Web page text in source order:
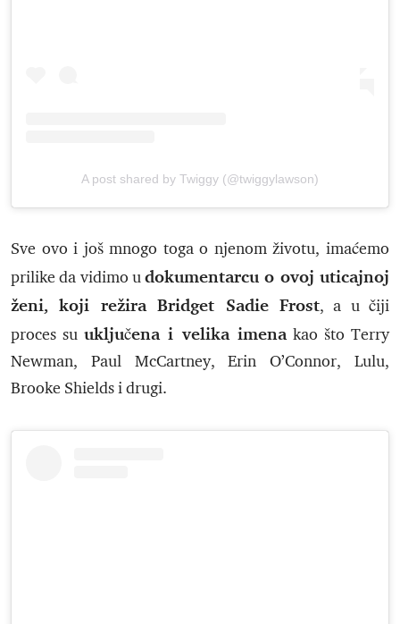
A post shared by Twiggy (@twiggylawson)
Sve ovo i još mnogo toga o njenom životu, imaćemo
prilike da vidimo udokumentarcu o ovoj uticajnoj
ženi, koji režira Bridget Sadie Frost, a u čiji
proces suuključena i velika imenakao što Terry
Newman, Paul McCartney, Erin O’Connor, Lulu,
Brooke Shields i drugi.